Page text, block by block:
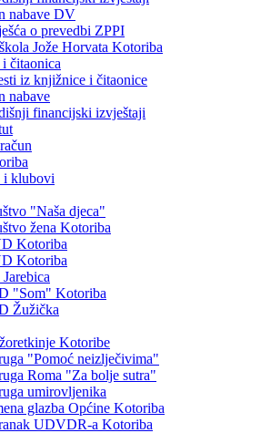
nabave DV
o prevedbi ZPPI
Jože Horvata Kotoriba
čitaonica
iz knjižnice i čitaonice
nabave
financijski izvještaji
i klubovi
"Naša djeca"
žena Kotoriba
Kotoriba
Kotoriba
"Som" Kotoriba
Žužička
Kotoribe
"Pomoć neizlječivima"
Roma "Za bolje sutra"
umirovljenika
glazba Općine Kotoriba
UDVDR-a Kotoriba